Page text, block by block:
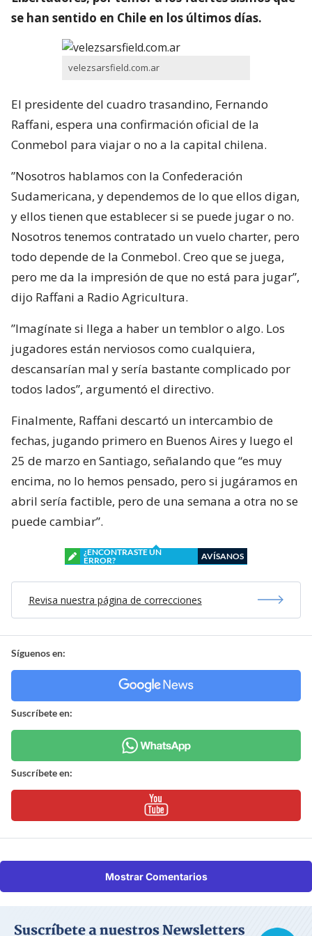
se han sentido en Chile en los últimos días.
velezsarsfield.com.ar
El presidente del cuadro trasandino, Fernando
Raffani, espera una confirmación oficial de la
Conmebol para viajar o no a la capital chilena.
”Nosotros hablamos con la Confederación
Sudamericana, y dependemos de lo que ellos digan,
y ellos tienen que establecer si se puede jugar o no.
Nosotros tenemos contratado un vuelo charter, pero
todo depende de la Conmebol. Creo que se juega,
pero me da la impresión de que no está para jugar”,
dijo Raffani a Radio Agricultura.
”Imagínate si llega a haber un temblor o algo. Los
jugadores están nerviosos como cualquiera,
descansarían mal y sería bastante complicado por
todos lados”, argumentó el directivo.
Finalmente, Raffani descartó un intercambio de
fechas, jugando primero en Buenos Aires y luego el
25 de marzo en Santiago, señalando que “es muy
encima, no lo hemos pensado, pero si jugáramos en
abril sería factible, pero de una semana a otra no se
puede cambiar”.
¿ENCONTRASTE UN
ERROR?
AVÍSANOS
Revisa nuestra página de correcciones
Síguenos en:
Suscríbete en:
Suscríbete en:
Mostrar Comentarios